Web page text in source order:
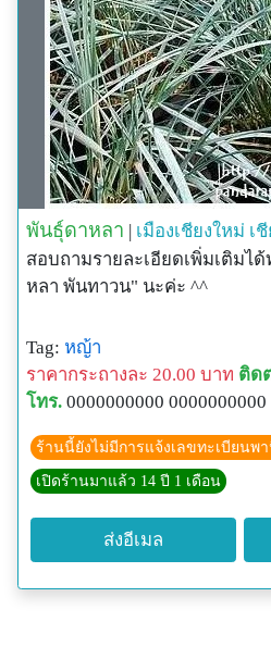
พันธุ์ดาหลา | เมืองเชียงใหม่ เ
สอบถามรายละเอียดเพิ่มเติมได้
หลา พันทาวน" นะค่ะ ^^
Tag: หญ้า
ราคากระถางละ 20.00 บาท ติด
โทร. 0000000000 0000000000
ร้านนี้ยังไม่มีการแจ้งเลขทะเบียนพ
เปิดร้านมาแล้ว 14 ปี 1 เดือน
ส่งอีเมล